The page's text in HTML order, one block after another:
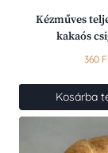
Kézműves
kakaós
360
Kosárba